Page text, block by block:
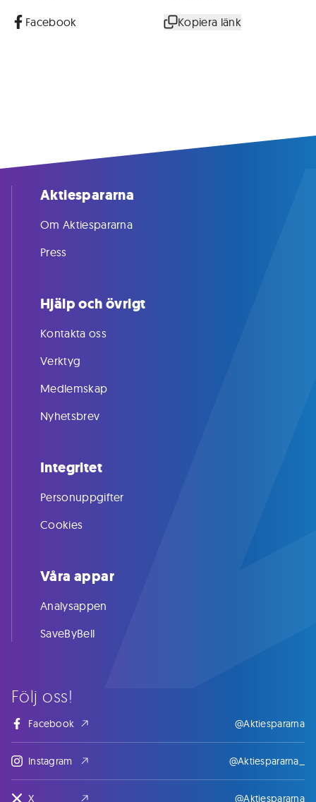
Facebook Kopiera länk
Följ oss!
Facebook @Aktiespararna
Instagram @Aktiespararna_
X @Aktiespararna
Aktiespararna
Om Aktiespararna
Press
Hjälp och övrigt
Kontakta oss
Verktyg
Medlemskap
Nyhetsbrev
Integritet
Personuppgifter
Cookies
Våra appar
Analysappen
SaveByBell